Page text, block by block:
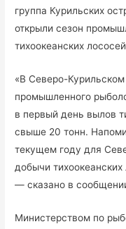
группа Курильских
открыли сезон
тихоокеанских
«В Северо-
промышленного
в первый день вылов
свыше 20 тонн.
текущем году для
добычи
— сказано в
Министерством по